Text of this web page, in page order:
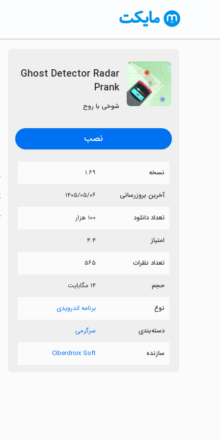
Ghost Detector Radar
Prank
شوخی با روح
نصب
نسخه ۱.۶۹
آخرین بروزرسانی ۱۴۰۵/۰۵/۰۶
تعداد دانلود ۱۰۰ هزار
امتیاز ۴.۴
تعداد نظرات ۵۶۵
حجم ۱۴ مگابایت
نوع برنامه اندرویدی
دسته‌بندی سرگرمی
سازنده Ciberdroix Soft